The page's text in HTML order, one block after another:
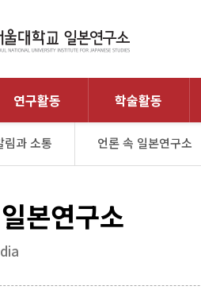
연구활동 학술활동
림과 소통 언론 속 일본연구소
본연구소